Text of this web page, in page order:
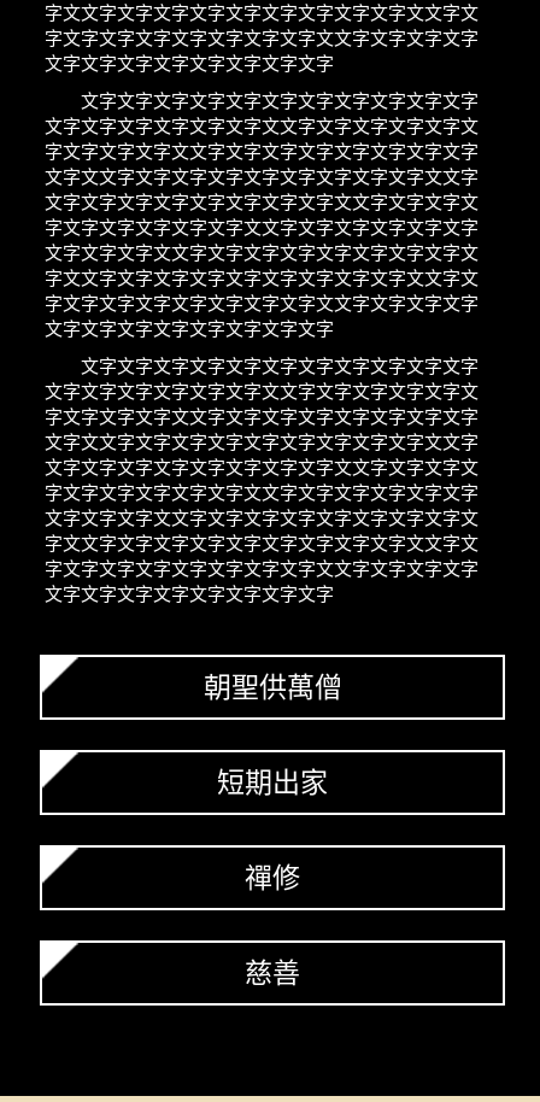
字文文字文字文字文字文字文字文字文字文字文文字文
字文字文字文字文字文字文字文字文文字文字文字文字
文字文字文字文字文字文字文字文字
文字文字文字文字文字文字文字文字文字文字文字
文字文字文字文字文字文字文文字文字文字文字文字文
字文字文字文字文文字文字文字文字文字文字文字文字
文字文文字文字文字文字文字文字文字文字文字文文字
文字文字文字文字文字文字文字文字文文字文字文字文
字文字文字文字文字文字文文字文字文字文字文字文字
文字文字文字文文字文字文字文字文字文字文字文字文
字文文字文字文字文字文字文字文字文字文字文文字文
字文字文字文字文字文字文字文字文文字文字文字文字
文字文字文字文字文字文字文字文字
文字文字文字文字文字文字文字文字文字文字文字
文字文字文字文字文字文字文文字文字文字文字文字文
字文字文字文字文文字文字文字文字文字文字文字文字
文字文文字文字文字文字文字文字文字文字文字文文字
文字文字文字文字文字文字文字文字文文字文字文字文
字文字文字文字文字文字文文字文字文字文字文字文字
文字文字文字文文字文字文字文字文字文字文字文字文
字文文字文字文字文字文字文字文字文字文字文文字文
字文字文字文字文字文字文字文字文文字文字文字文字
文字文字文字文字文字文字文字文字
朝聖供萬僧
短期出家
禪修
慈善